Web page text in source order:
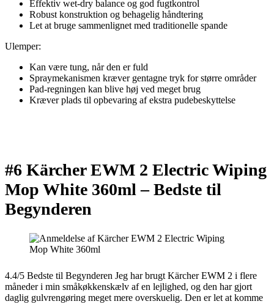
Effektiv wet-dry balance og god fugtkontrol
Robust konstruktion og behagelig håndtering
Let at bruge sammenlignet med traditionelle spande
Ulemper:
Kan være tung, når den er fuld
Spraymekanismen kræver gentagne tryk for større områder
Pad-regningen kan blive høj ved meget brug
Kræver plads til opbevaring af ekstra pudebeskyttelse
#6 Kärcher EWM 2 Electric Wiping
Mop White 360ml –Bedste til
Begynderen
4.4/5 Bedste til Begynderen Jeg har brugt Kärcher EWM 2 i flere
måneder i min småkøkkenskælv af en lejlighed, og den har gjort
daglig gulvrengøring meget mere overskuelig. Den er let at komme